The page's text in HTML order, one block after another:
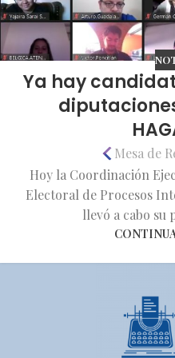
Ya hay
Mesa de
Hoy la Coordinación
Electoral de Procesos
llevó a cabo su